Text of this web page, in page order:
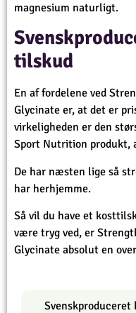
magnesium naturligt.
tilskud
En af fordelene ved
Glycinate er, at det er
virkeligheden er den
Sport Nutrition produkt,
De har næsten lige så
har herhjemme.
Så vil du have et
være tryg ved, er
Glycinate absolut en